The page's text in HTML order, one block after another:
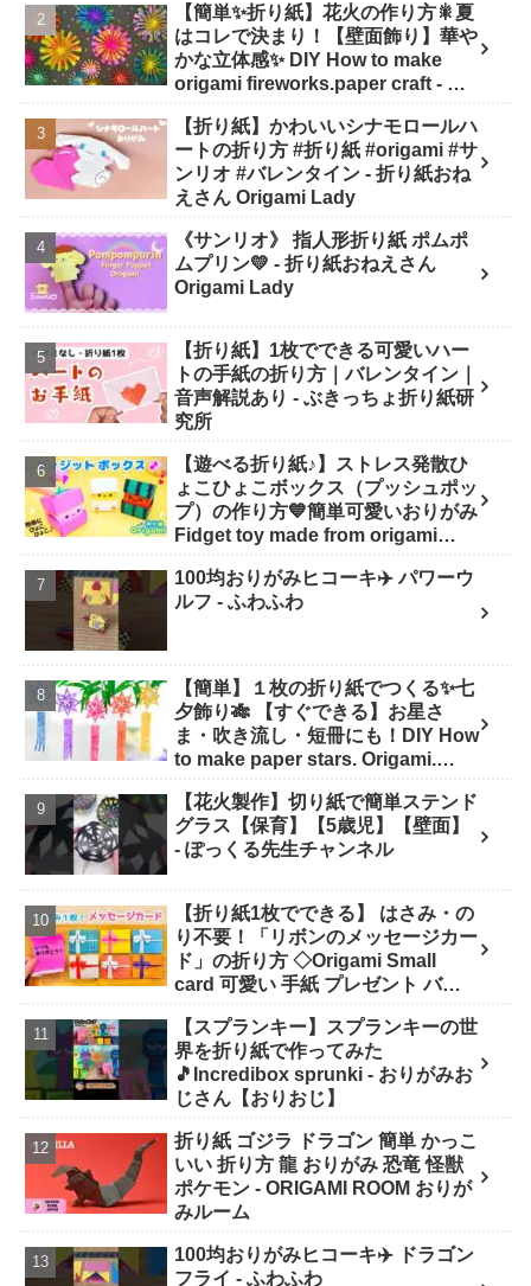
【簡単✨折り紙】花火の作り方🎇夏
はコレで決まり！【壁面飾り】華や
かな立体感✨ DIY How to make
origami fireworks.paper craft - は
【折り紙】かわいいシナモロールハ
ートの折り方 #折り紙 #origami #サ
ンリオ #バレンタイン - 折り紙おね
えさん Origami Lady
《サンリオ》 指人形折り紙 ポムポ
ムプリン💛 - 折り紙おねえさん
Origami Lady
【折り紙】1枚でできる可愛いハー
トの手紙の折り方｜バレンタイン｜
音声解説あり - ぶきっちょ折り紙研
究所
【遊べる折り紙♪】ストレス発散ひ
ょこひょこボックス（プッシュポッ
プ）の作り方💙簡単可愛いおりがみ
Fidget toy made from origami
SodaCatOrigami 楽しい折り紙♪
100均おりがみヒコーキ✈️ パワーウ
ルフ - ふわふわ
【簡単】１枚の折り紙でつくる✨七
夕飾り🎋 【すぐできる】お星さ
ま・吹き流し・短冊にも！DIY How
to make paper stars. Origami.
【花火製作】切り紙で簡単ステンド
グラス【保育】【5歳児】【壁面】
- ぽっくる先生チャンネル
【折り紙1枚でできる】 はさみ・の
り不要！「リボンのメッセージカー
ド」の折り方 ◇Origami Small
card 可愛い 手紙 プレゼント バレ
スマス◇ - おりがみぷらざ Origami-
plaza
【スプランキー】スプランキーの世
界を折り紙で作ってみた
🎵Incredibox sprunki - おりがみお
じさん【おりおじ】
折り紙 ゴジラ ドラゴン 簡単 かっこ
いい 折り方 龍 おりがみ 恐竜 怪獣
ポケモン - ORIGAMI ROOM おりが
みルーム
100均おりがみヒコーキ✈️ ドラゴン
フライ - ふわふわ